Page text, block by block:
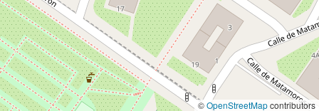
©OpenStreetMapcontributors